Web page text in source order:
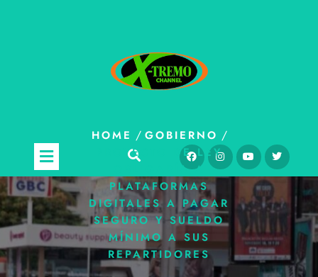
HOME / GOBIERNO /
PROYECTO DE LEY
OBLIGARÍA A
PLATAFORMAS
DIGITALES A PAGAR
SEGURO Y SUELDO
MÍNIMO A SUS
REPARTIDORES